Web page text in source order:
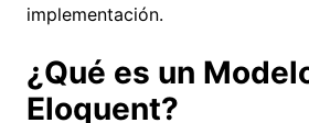
implementación.
¿Qué es un
Eloquent?